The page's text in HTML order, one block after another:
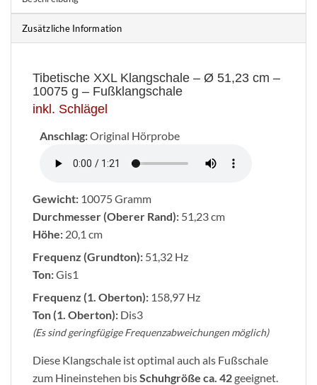
Zusätzliche Information
Tibetische XXL Klangschale – Ø 51,23 cm –
10075 g – Fußklangschale
inkl. Schlägel
Anschlag:Original Hörprobe
Gewicht: 10075 Gramm
Durchmesser (Oberer Rand): 51,23 cm
Höhe: 20,1 cm
Frequenz (Grundton): 51,32 Hz
Ton:Gis1
Frequenz (1. Oberton): 158,97 Hz
Ton (1. Oberton): Dis3
(Es sind geringfügige Frequenzabweichungen möglich)
Diese Klangschale ist optimal auch als Fußschale
zum Hineinstehen bisSchuhgröße ca. 42geeignet.